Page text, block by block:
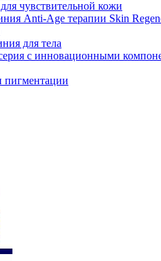
чувствительной кожи
Anti-Age терапии Skin
для тела
с инновационными
пигментации